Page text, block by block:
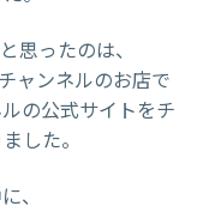
思ったのは、
ャンネルのお店で
の公式サイトをチ
した。
、